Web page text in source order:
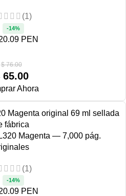
(1)
$76.00
65.00
-14%
PEN
Ahora
Magenta — 7,000 pág.
(1)
-14%
PEN